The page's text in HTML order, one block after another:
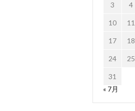
3 4
10 11
17 18
24 25
31
« 7月